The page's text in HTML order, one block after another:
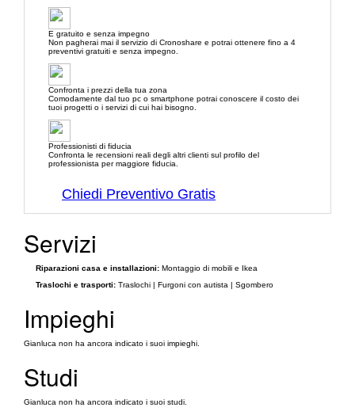
E gratuito e senza impegno
Non pagherai mai il servizio di Cronoshare e potrai ottenere fino a 4
preventivi gratuiti e senza impegno.
Confronta i prezzi della tua zona
Comodamente dal tuo pc o smartphone potrai conoscere il costo dei
tuoi progetti o i servizi di cui hai bisogno.
Professionisti di fiducia
Confronta le recensioni reali degli altri clienti sul profilo del
professionista per maggiore fiducia.
Chiedi Preventivo Gratis
Servizi
Riparazioni casa e installazioni: Montaggio di mobili e Ikea
Traslochi e trasporti: Traslochi | Furgoni con autista | Sgombero
Impieghi
Gianluca non ha ancora indicato i suoi impieghi.
Studi
Gianluca non ha ancora indicato i suoi studi.